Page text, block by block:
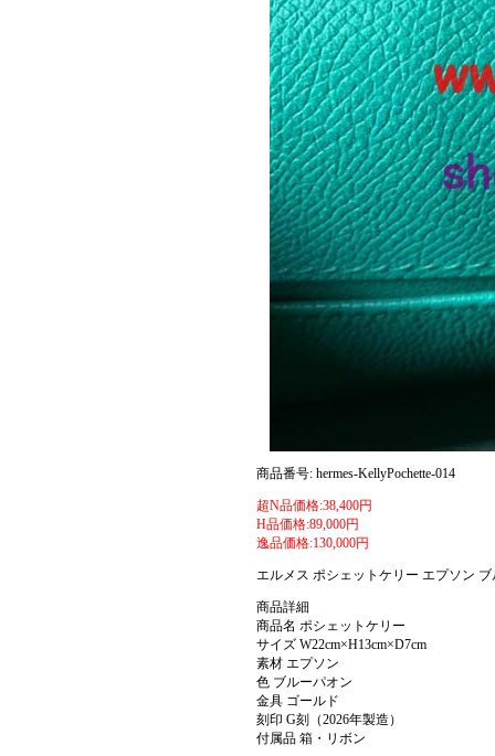
商品番号: hermes-KellyPochette-014
超N品価格:38,400円
H品価格:89,000円
逸品価格:130,000円
エルメス ポシェットケリー エプソン
商品詳細
商品名 ポシェットケリー
サイズ W22cm×H13cm×D7cm
素材 エプソン
色 ブルーパオン
金具 ゴールド
刻印 G刻（2026年製造）
付属品 箱・リボン